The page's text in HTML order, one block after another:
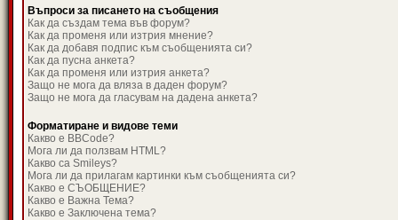
Въпроси за писането на съобщения
Как да създам тема във форум?
Как да променя или изтрия мнение?
Как да добавя подпис към съобщенията си?
Как да пусна анкета?
Как да променя или изтрия анкета?
Защо не мога да вляза в даден форум?
Защо не мога да гласувам на дадена анкета?
Форматиране и видове теми
Какво е BBCode?
Мога ли да ползвам HTML?
Какво са Smileys?
Мога ли да прилагам картинки към съобщенията си?
Какво е СЪОБЩЕНИЕ?
Какво е Важна Тема?
Какво е Заключена тема?